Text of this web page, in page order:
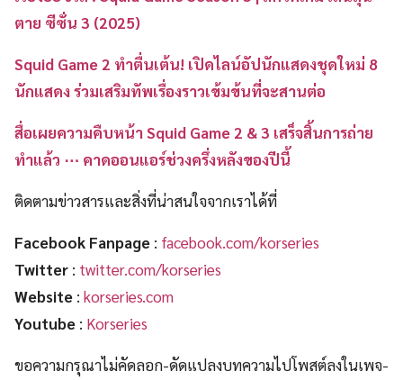
ตาย ซีซั่น 3 (2025)
Squid Game 2 ทำตื่นเต้น! เปิดไลน์อัปนักแสดงชุดใหม่ 8
นักแสดง ร่วมเสริมทัพเรื่องราวเข้มข้นที่จะสานต่อ
สื่อเผยความคืบหน้า Squid Game 2 & 3 เสร็จสิ้นการถ่าย
ทำแล้ว ⋯ คาดออนแอร์ช่วงครึ่งหลังของปีนี้
ติดตามข่าวสารและสิ่งที่น่าสนใจจากเราได้ที่
Facebook Fanpage : facebook.com/korseries
Twitter : twitter.com/korseries
Website : korseries.com
Youtube : Korseries
ขอความกรุณาไม่คัดลอก-ดัดแปลงบทความไปโพสต์ลงในเพจ-